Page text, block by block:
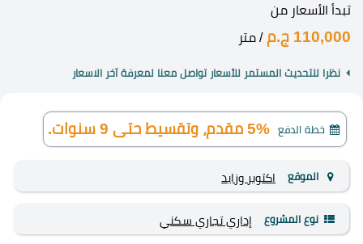
تبدأ الأسعار من
110,000 ج.م / متر
نظرا للتحديث المستمر للأسعار تواصل معنا لمعرفة آخر الاسعار
خطة الدفع 5% مقدم، وتقسيط حتى 9 سنوات.
الموقع اكتوبر وزايد
نوع المشروع إداريتجاري سكني